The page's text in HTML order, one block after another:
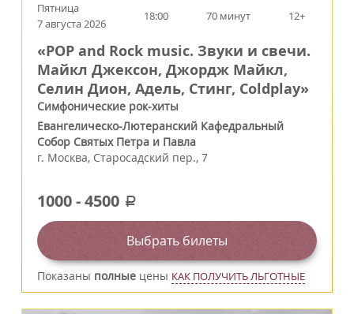
Пятница
7 августа 2026
18:00 70 минут 12+
«POP and Rock music. Звуки и свечи.
Майкл Джексон, Джордж Майкл,
Селин Дион, Адель, Стинг, Coldplay»
Симфонические рок-хиты
Евангелическо-Лютеранский Кафедральный
Собор Святых Петра и Павла
г. Москва, Старосадский пер., 7
1000-4500 a
Выбрать билеты
Показаны полные цены КАК ПОЛУЧИТЬ ЛЬГОТНЫЕ